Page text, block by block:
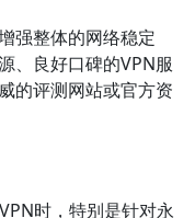
强整体的网络稳定
、良好口碑的VPN服
的评测网站或官方资
时，特别是针对永